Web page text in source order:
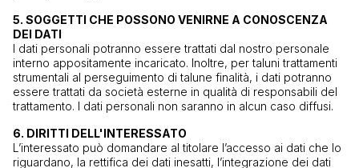
5. SOGGETTI CHE POSSONO VENIRNE A CONOSCENZA
DEI DATI
I dati personali potranno essere trattati dal nostro personale
interno appositamente incaricato. Inoltre, per taluni trattamenti
strumentali al perseguimento di talune finalità, i dati potranno
essere trattati da società esterne in qualità di responsabili del
trattamento. I dati personali non saranno in alcun caso diffusi.
6. DIRITTI DELL'INTERESSATO
L’interessato può domandare al titolare l’accesso ai dati che lo
riguardano, la rettifica dei dati inesatti, l’integrazione dei dati